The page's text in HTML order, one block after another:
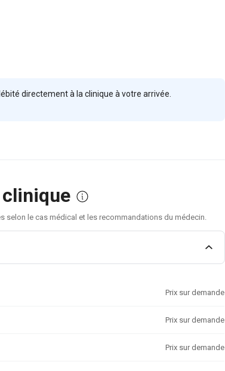
directement à la clinique à votre arrivée.
selon le cas médical et les recommandations du médecin.
Prix sur demande
Prix sur demande
Prix sur demande